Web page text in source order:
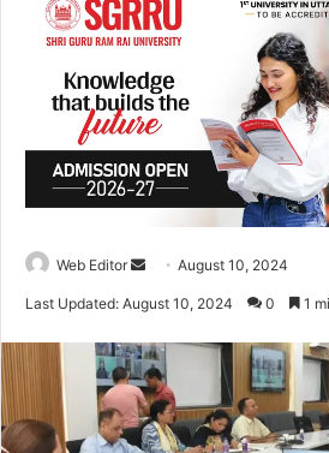
Web Editor
d
a
n
e
August 10, 2024
Last Updated: August 10, 2024 0 1